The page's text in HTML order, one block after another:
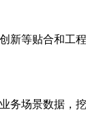
等贴合和工
场景数据，